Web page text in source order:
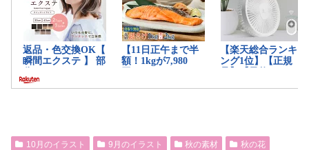
10月のイラスト 9月のイラスト 秋の素材
秋の花